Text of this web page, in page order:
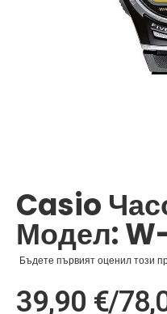
на
галерия
със
снимки
Casio
Модел:
Бъдете първият оценил този
39,90 €/